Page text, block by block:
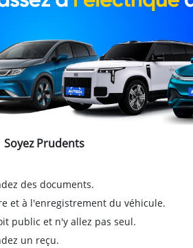
Soyez Prudents
des documents.
et à l'enregistrement du véhicule.
public et n'y allez pas seul.
un reçu.